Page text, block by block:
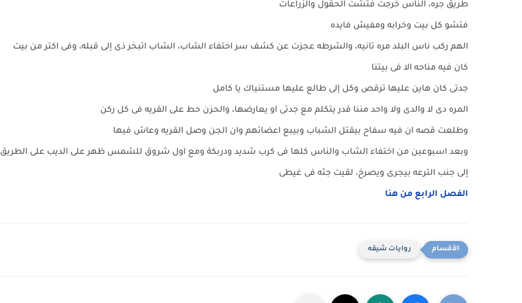
طريق جره، الناس خرجت فتشت الحقول والزراعات
فتشو كل بيت وخرابه ومفيش فايده
الهم ركب ناس البلد مره تانيه، والشرطه عجزت عن كشف سر اختفاء الشاب، الشاب اتبخر ذى إلى قبله، وفى اكتر من بيت
كان فيه مناحه الا فى بيتنا
جدتى كان هاين عليها ترقص وكل إلى طالع عليها مستنياك يا كامل
المره دى لا والدى ولا واحد مننا قدر يتكلم مع جدتى او يعارضها، والحزن حط على القريه فى كل ركن
وطلعت قصه ان فيه سفاح بيقتل الشباب وبيبع اعضائهم وان الجن وصل القريه وعاش فيها
وبعد اسبوعين من اختفاء الشاب والناس كلها فى كرب شديد ودربكة ومع اول شروق للشمس ظهر على الديب على الطريق
إلى جنب الترعه بيجرى ويصرخ، لقيت جثه فى غيطى
الفصل الرابع من هنا
روايات شيقه